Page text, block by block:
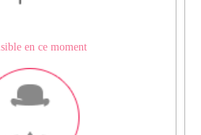
en ce moment